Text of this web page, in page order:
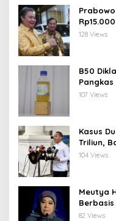
30-200 GT
128 Views
B50
Pangkas
107 Views
Kasus
Triliun,
Data
104 Views
Meutya
Dunia
82 Views